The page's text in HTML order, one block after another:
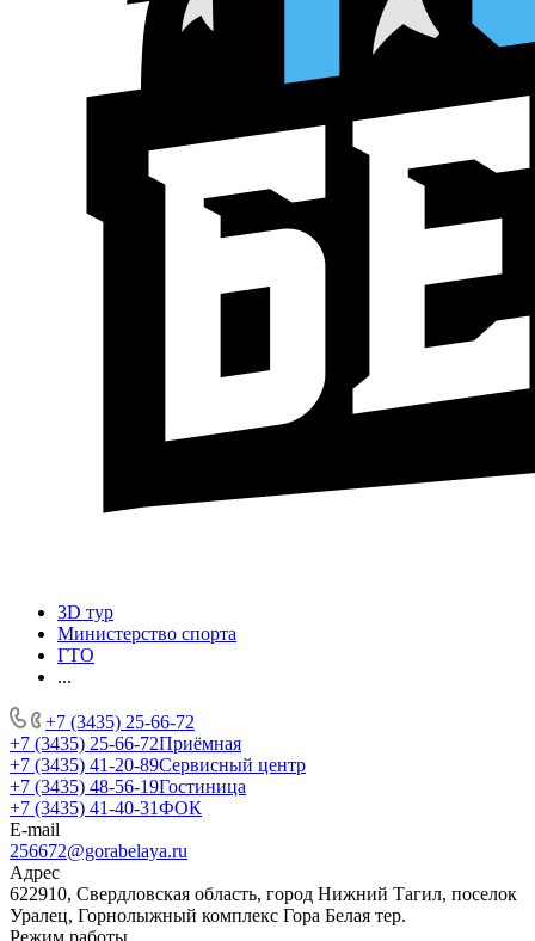
3D тур
Министерство спорта
ГТО
...
+7 (3435) 25-66-72
+7 (3435) 25-66-72Приёмная
+7 (3435) 41-20-89Сервисный центр
+7 (3435) 48-56-19Гостиница
+7 (3435) 41-40-31ФОК
E-mail
256672@gorabelaya.ru
Адрес
622910, Свердловская область, город Нижний Тагил, поселок
Уралец, Горнолыжный комплекс Гора Белая тер.
Режим работы